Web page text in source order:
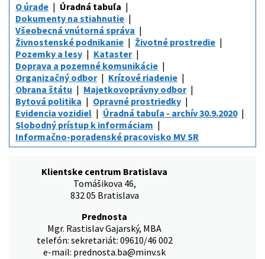
O úrade
Úradná tabuľa
Dokumenty na stiahnutie
Všeobecná vnútorná správa
Živnostenské podnikanie
Životné prostredie
Pozemky a lesy
Kataster
Doprava a pozemné komunikácie
Organizačný odbor
Krízové riadenie
Obrana štátu
Majetkovoprávny odbor
Bytová politika
Opravné prostriedky
Evidencia vozidiel
Úradná tabuľa - archív 30.9.2020
Slobodný prístup k informáciam
Informačno-poradenské pracovisko MV SR
Klientske centrum Bratislava
Tomášikova 46,
832 05 Bratislava
Prednosta
Mgr. Rastislav Gajarský, MBA
telefón: sekretariát: 09610/46 002
e-mail: prednosta.ba@minv.sk